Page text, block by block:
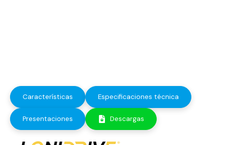
Características Especificaciones técnica
Presentaciones Descargas